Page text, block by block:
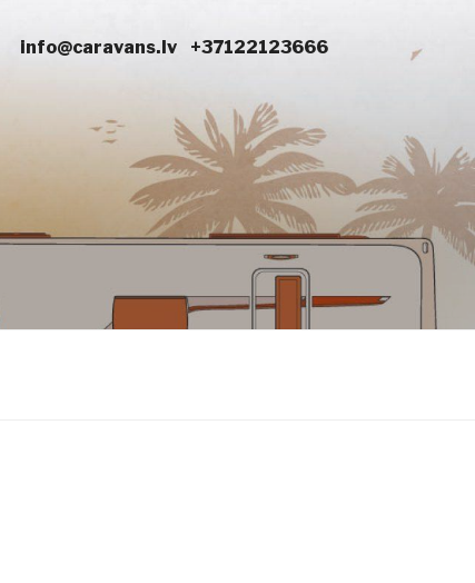
info@caravans.lv +37122123666